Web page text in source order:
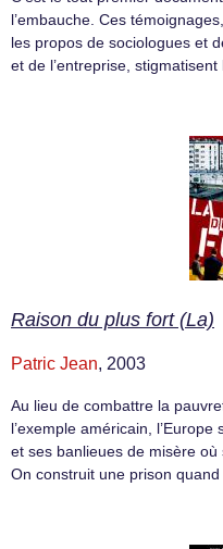
l’embauche. Ces
les propos de sociologues et
et de l’entreprise, stigmatisent
Raison du plus fort (La)
Patric Jean, 2003
Au lieu de combattre la
l’exemple américain,
et ses banlieues de misère
On construit une prison